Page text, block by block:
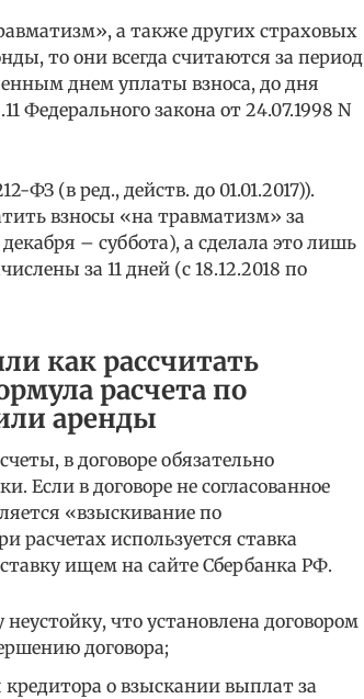
а также других страховых
то они всегда считаются за период
днем уплаты взноса, до дня
Федерального закона от 24.07.1998 N
ФЗ (в ред., действ. до 01.01.2017)).
взносы «на травматизм» за
декабря – суббота), а сделала это лишь
за 11 дней (с 18.12.2018 по
как рассчитать
расчета по
аренды
в договоре обязательно
Если в договоре не согласованное
«взыскивание по
расчетах используется ставка
ищем на сайте Сбербанка РФ.
что установлена договором
договора;
о взыскании выплат за